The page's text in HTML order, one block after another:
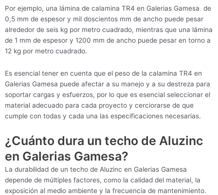
Por ejemplo, una lámina de calamina TR4 en Galerias Gamesa de
0,5 mm de espesor y mil doscientos mm de ancho puede pesar
alrededor de seis kg por metro cuadrado, mientras que una lámina
de 1 mm de espesor y 1200 mm de ancho puede pesar en torno a
12 kg por metro cuadrado.
Es esencial tener en cuenta que el peso de la calamina TR4 en
Galerias Gamesa puede afectar a su manejo y a su destreza para
soportar cargas y esfuerzos, por lo que es esencial seleccionar el
material adecuado para cada proyecto y cerciorarse de que
cumple con todas y cada una las especificaciones necesarias.
¿Cuánto dura un techo de Aluzinc
en Galerias Gamesa?
La durabilidad de un techo de Aluzinc en Galerias Gamesa
depende de múltiples factores, como la calidad del material, la
exposición al medio ambiente y la frecuencia de mantenimiento.